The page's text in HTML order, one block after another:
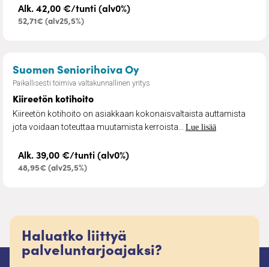
Alk. 42,00 €/tunti (alv0%)
52,71€ (alv25,5%)
Suomen Seniorihoiva Oy– Kiireetön kotihoito
Paikallisesti toimiva valtakunnallinen yritys
Kiireetön kotihoito
Kiireetön kotihoito on asiakkaan kokonaisvaltaista auttamista
jota voidaan toteuttaa muutamista kerroista... Lue lisää
Alk. 39,00 €/tunti (alv0%)
48,95€ (alv25,5%)
Haluatko liittyä
palveluntarjoajaksi?